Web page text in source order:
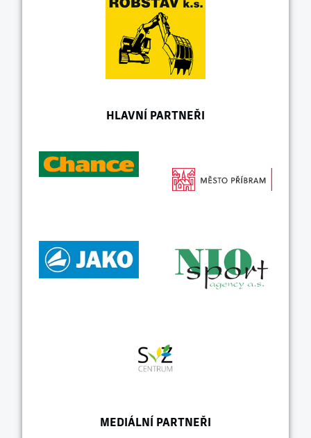
HLAVNÍ PARTNEŘI
MEDIÁLNÍ PARTNEŘI